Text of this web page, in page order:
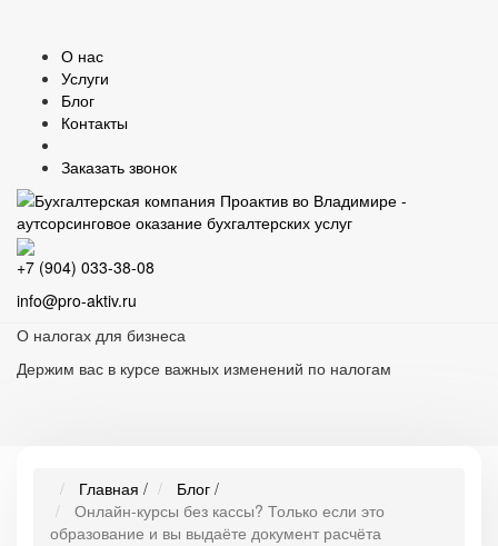
О нас
Услуги
Блог
Контакты
Заказать звонок
+7 (904) 033-38-08
info@pro-aktiv.ru
О налогах для бизнеса
Держим вас в курсе важных изменений по налогам
Главная / Блог /
Онлайн-курсы без кассы? Только если это
образование и вы выдаёте документ расчёта